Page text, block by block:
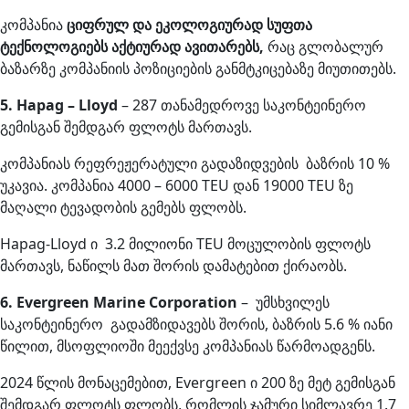
კომპანიაციფრულ და ეკოლოგიურად სუფთა
ტექნოლოგიებს აქტიურად ავითარებს, რაც გლობალურ
ბაზარზე კომპანიის პოზიციების განმტკიცებაზე მიუთითებს.
5. Hapag – Lloyd – 287 თანამედროვე საკონტეინერო
გემისგან შემდგარ ფლოტს მართავს.
კომპანიას რეფრეჟერატული გადაზიდვების ბაზრის 10 %
უკავია. კომპანია 4000 – 6000 TEU დან 19000 TEU ზე
მაღალი ტევადობის გემებს ფლობს.
Hapag-Lloyd ი 3.2 მილიონი TEU მოცულობის ფლოტს
მართავს, ნაწილს მათ შორის დამატებით ქირაობს.
6. Evergreen Marine Corporation – უმსხვილეს
საკონტეინერო გადამზიდავებს შორის, ბაზრის 5.6 % იანი
წილით, მსოფლიოში მეექვსე კომპანიას წარმოადგენს.
2024 წლის მონაცემებით, Evergreen ი 200 ზე მეტ გემისგან
შემდგარ ფლოტს ფლობს, რომლის ჯამური სიმლავრე 1.7